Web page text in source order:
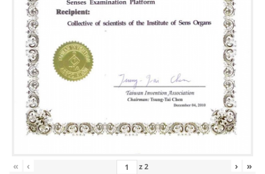
« ‹ z2 › »